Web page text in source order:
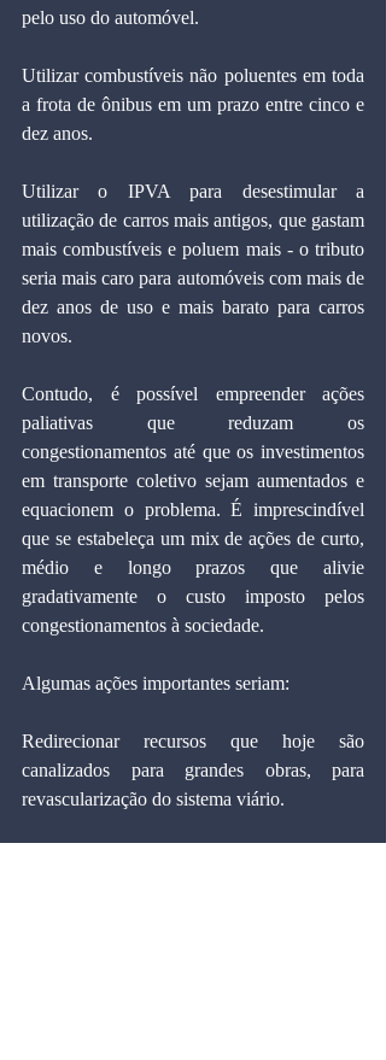
pelo uso do automóvel.
Utilizar combustíveis não poluentes em toda
a frota de ônibus em um prazo entre cinco e
dez anos.
Utilizar o IPVA para desestimular a
utilização de carros mais antigos, que gastam
mais combustíveis e poluem mais - o tributo
seria mais caro para automóveis com mais de
dez anos de uso e mais barato para carros
novos.
Contudo, é possível empreender ações
paliativas que reduzam os
congestionamentos até que os investimentos
em transporte coletivo sejam aumentados e
equacionem o problema. É imprescindível
que se estabeleça um mix de ações de curto,
médio e longo prazos que alivie
gradativamente o custo imposto pelos
congestionamentos à sociedade.
Algumas ações importantes seriam:
Redirecionar recursos que hoje são
canalizados para grandes obras, para
revascularização do sistema viário.